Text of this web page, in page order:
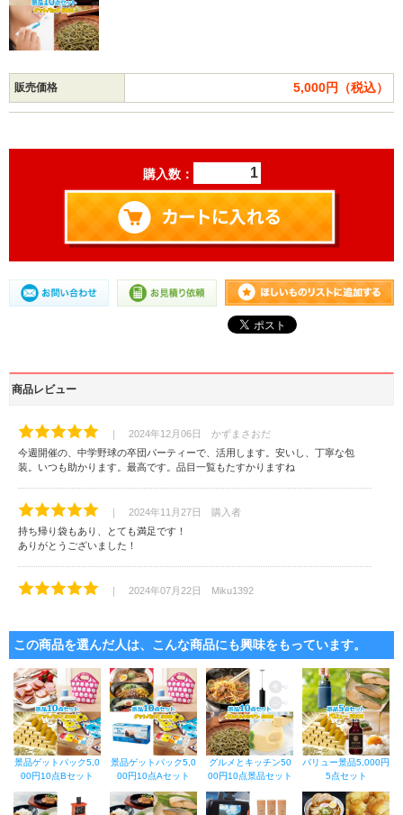
販売価格 5,000円（税込）
購入数：
商品レビュー
｜ 2024年12月06日 かずまさおだ
今週開催の、中学野球の卒団パーティーで、活用します。安いし、丁寧な包
装。いつも助かります。最高です。品目一覧もたすかりますね
｜ 2024年11月27日 購入者
持ち帰り袋もあり、とても満足です！
ありがとうございました！
｜ 2024年07月22日 Miku1392
｜ 2024年03月14日 mam9977
１つずつ、きれいに梱包されており、商品名のシールもはってあったのでとて
もわかりやすかったです！ありがとうございました。
｜ 2024年02月08日 kazt1534
会社旅行のレクリエーションとして、ビンゴを開催しました。他の賞品も一緒
に注文させていただきました。いろいろなものがあり、参加者からも好評でし
た。また利用させていただきます。
この商品を選んだ人は、こんな商品にも興味をもっています。
景品ゲットパック5,0
00円10点Bセット
景品ゲットパック5,0
00円10点Aセット
グルメとキッチン50
00円10点景品セット
バリュー景品5,000円
5点セット